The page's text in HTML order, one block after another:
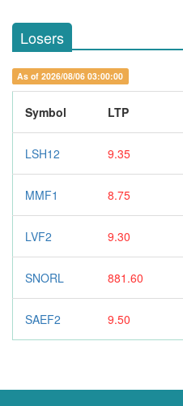
Losers
As of 2026/08/06 03:00:00
Symbol LTP
LSH12 9.35
MMF1 8.75
LVF2 9.30
SNORL 881.60
SAEF2 9.50